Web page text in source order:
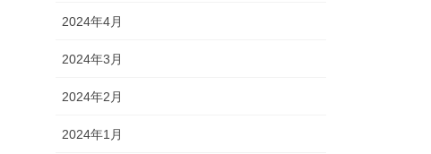
2024年4月
2024年3月
2024年2月
2024年1月